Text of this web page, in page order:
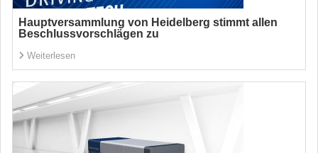
Hauptversammlung von Heidelberg stimmt allen
Beschlussvorschlägen zu
Weiterlesen